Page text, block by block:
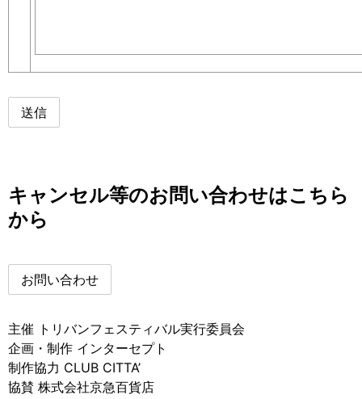
送信
キャンセル等のお問い合わせはこちら
から
お問い合わせ
主催 トリバンフェスティバル実行委員会
企画・制作 インターセプト
制作協力 CLUB CITTA’
協賛 株式会社京急百貨店